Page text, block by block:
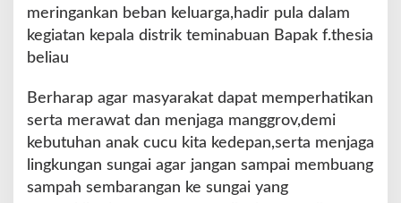
meringankan beban keluarga,hadir pula dalam
kegiatan kepala distrik teminabuan Bapak f.thesia
beliau
Berharap agar masyarakat dapat memperhatikan
serta merawat dan menjaga manggrov,demi
kebutuhan anak cucu kita kedepan,serta menjaga
lingkungan sungai agar jangan sampai membuang
sampah sembarangan ke sungai yang